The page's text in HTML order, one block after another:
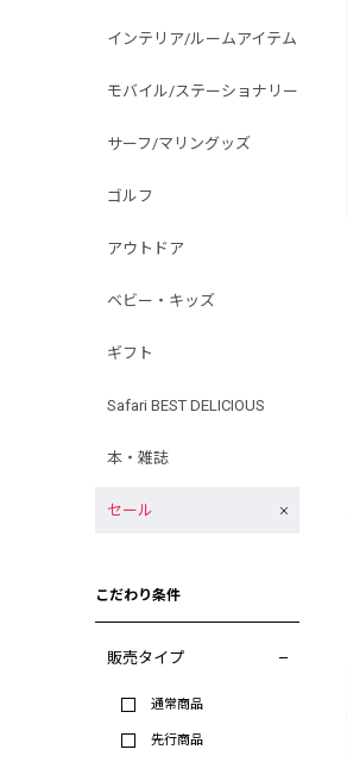
インテリア/ルームアイテム
モバイル/ステーショナリー
サーフ/マリングッズ
ゴルフ
アウトドア
ベビー・キッズ
ギフト
Safari BEST DELICIOUS
本・雑誌
セール
こだわり条件
販売タイプ
通常商品
先行商品
別注限定 ピグメントダイ バックプリント サーフ